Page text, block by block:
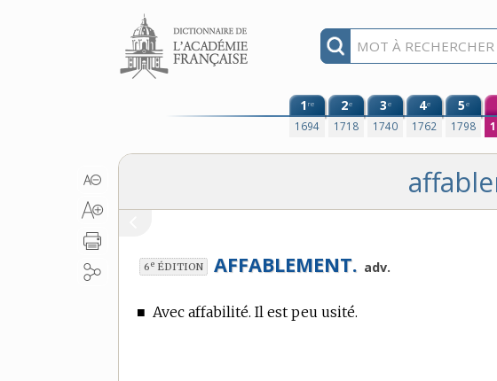
Aller au contenu
1re
1694
2e
1718
3e
1740
4e
1762
5e
1798
6e ÉDITION AFFABLEMENT. adv.
■ Avec affabilité. Il est peu usité.